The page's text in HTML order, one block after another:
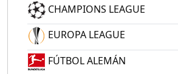
CHAMPIONS LEAGUE
EUROPA LEAGUE
FÚTBOL ALEMÁN